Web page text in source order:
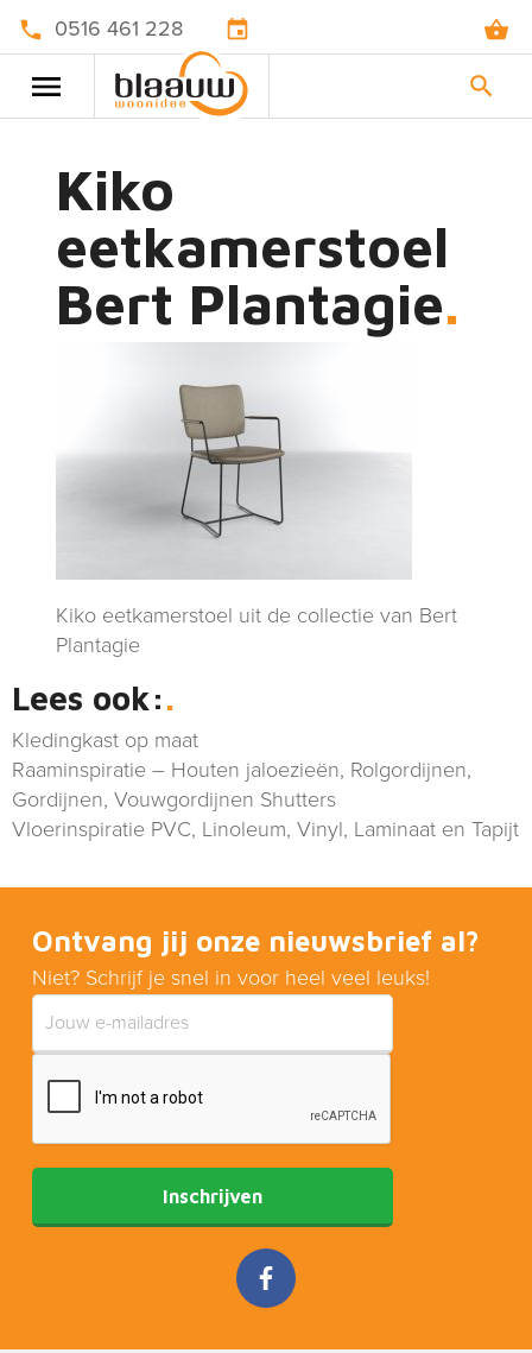
0516 461 228
Kiko
eetkamerstoel
Bert Plantagie
Kiko eetkamerstoel uit de collectie van Bert
Plantagie
Lees ook:
Kledingkast op maat
Raaminspiratie – Houten jaloezieën, Rolgordijnen,
Gordijnen, Vouwgordijnen Shutters
Vloerinspiratie PVC, Linoleum, Vinyl, Laminaat en Tapijt
Ontvang jij onze nieuwsbrief al?
Niet? Schrijf je snel in voor heel veel leuks!
Inschrijven